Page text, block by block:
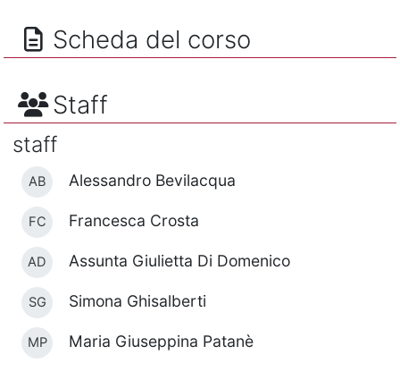
Scheda del corso
Staff
staff
AB Alessandro Bevilacqua
FC Francesca Crosta
AD Assunta Giulietta Di Domenico
SG Simona Ghisalberti
MP Maria Giuseppina Patanè